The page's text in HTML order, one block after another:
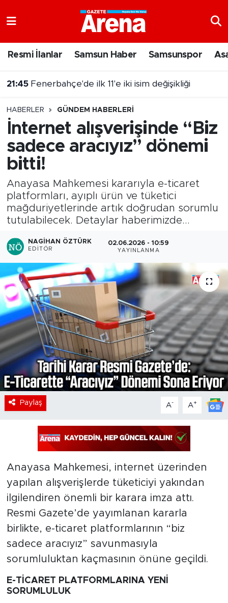
Resmi İlanlar Samsun Haber Samsunspor
21:45 Fenerbahçe'de ilk 11'e iki isim değişikliği
21:35 5 Ağustos 2026 Çılgın Sayısal Loto sonuçları belli oldu
HABERLER GÜNDEM HABERLERI
İnternet alışverişinde “Biz
sadece aracıyız” dönemi
bitti!
Anayasa Mahkemesi kararıyla e-ticaret
platformları, ayıplı ürün ve tüketici
mağduriyetlerinde artık doğrudan sorumlu
tutulabilecek. Detaylar haberimizde...
NAGIHAN ÖZTÜRK
EDITÖR
02.06.2026 - 10:59
YAYINLANMA
Paylaş A- A+
Anayasa Mahkemesi, internet üzerinden
yapılan alışverişlerde tüketiciyi yakından
ilgilendiren önemli bir karara imza attı.
Resmi Gazete’de yayımlanan kararla
birlikte, e-ticaret platformlarının “biz
sadece aracıyız” savunmasıyla
sorumluluktan kaçmasının önüne geçildi.
E-TİCARET PLATFORMLARINA YENİ
SORUMLULUK
Samsun Namaz Vakitleri
Süper Lig Puan Durumu ve Fikstür
Tüm Manşetler
Son Dakika Haberleri
Haber Arşivi